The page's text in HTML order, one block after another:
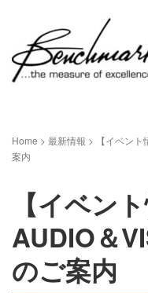
Home > 最新情報 >
【イベン
案内
【イベン
AUDIO＆
のご案内